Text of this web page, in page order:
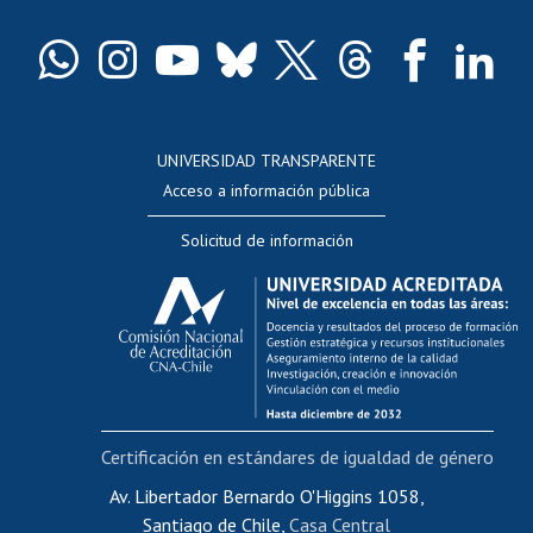
Docentes
Evaluación docente
Calificación académica
Postulación al AUCAI
Funcionarias/os
Cursos internos de capacitación
Bienestar del personal
Portal de movilidad interna
Certificado de renta
Certificado de renta honorarios
UNIVERSIDAD TRANSPARENTE
Acceso a información pública
Solicitud de información
Av. Libertador Bernardo O'Higgins 1058,
Santiago de Chile, Casa Central
Certificación en estándares de igualdad de género